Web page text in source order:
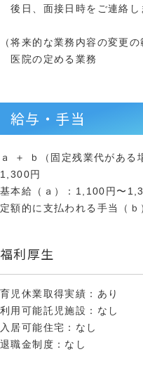
後日、面接日時をご連絡し
（将来的な業務内容の変更の
医院の定める業務
給与・手当
ａ ＋ ｂ（固定残業代があ
1,300円
基本給（ａ）：1,100円〜
定額的に支払われる手当（ｂ
福利厚生
育児休業取得実績：あり
利用可能託児施設：なし
入居可能住宅：なし
退職金制度：なし